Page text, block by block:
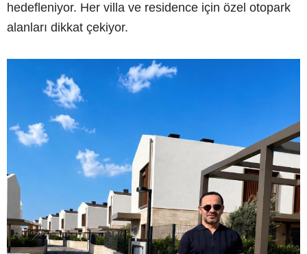
hedefleniyor. Her villa ve residence için özel otopark
alanları dikkat çekiyor.